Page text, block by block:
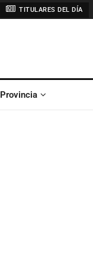
TITULARES DEL DÍA
Provincia